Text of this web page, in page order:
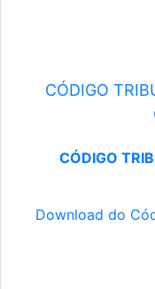
CÓDIGO
CÓDIGO
Download do